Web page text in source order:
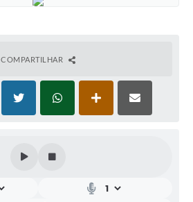
COMPARTILHAR